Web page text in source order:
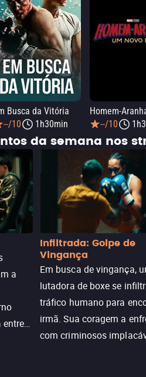
Busca da Vitória
--/10
1h30min --/10
da semana nos
a
entre
Infiltrada: Golpe de
Vingança
Em busca de vingança,
lutadora de boxe se
tráfico humano para
irmã. Sua coragem a
com criminosos